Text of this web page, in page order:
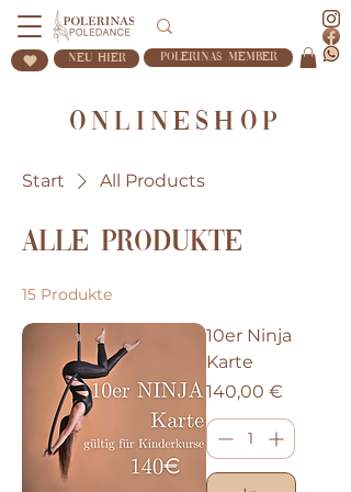
Neu Hier Polerinas Member
Onlineshop
Start All Products
Alle Produkte
15 Produkte
10er Ninja
Karte
Preis
140,00 €